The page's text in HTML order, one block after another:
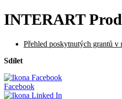
INTERART
Přehled poskytnutých grantů v
Sdílet
Facebook